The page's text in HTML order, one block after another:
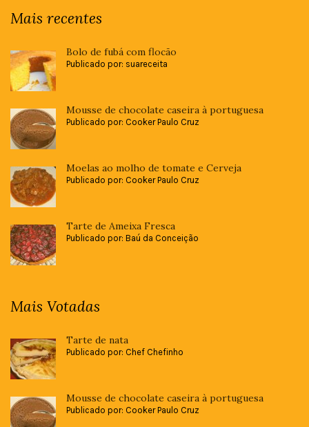
Mais recentes
Bolo de fubá com flocão
Publicado por: suareceita
Mousse de chocolate caseira à portuguesa
Publicado por: Cooker Paulo Cruz
Moelas ao molho de tomate e Cerveja
Publicado por: Cooker Paulo Cruz
Tarte de Ameixa Fresca
Publicado por: Baú da Conceição
Mais Votadas
Tarte de nata
Publicado por: Chef Chefinho
Mousse de chocolate caseira à portuguesa
Publicado por: Cooker Paulo Cruz